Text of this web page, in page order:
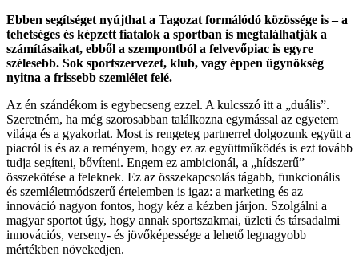
Ebben segítséget nyújthat a Tagozat formálódó közössége is – a
tehetséges és képzett fiatalok a sportban is megtalálhatják a
számításaikat, ebből a szempontból a felvevőpiac is egyre
szélesebb. Sok sportszervezet, klub, vagy éppen ügynökség
nyitna a frissebb szemlélet felé.
Az én szándékom is egybecseng ezzel. A kulcsszó itt a „duális”.
Szeretném, ha még szorosabban találkozna egymással az egyetem
világa és a gyakorlat. Most is rengeteg partnerrel dolgozunk együtt a
piacról is és az a reményem, hogy ez az együttműködés is ezt tovább
tudja segíteni, bővíteni. Engem ez ambicionál, a „hídszerű”
összekötése a feleknek. Ez az összekapcsolás tágabb, funkcionális
és szemléletmódszerű értelemben is igaz: a marketing és az
innováció nagyon fontos, hogy kéz a kézben járjon. Szolgálni a
magyar sportot úgy, hogy annak sportszakmai, üzleti és társadalmi
innovációs, verseny- és jövőképessége a lehető legnagyobb
mértékben növekedjen.